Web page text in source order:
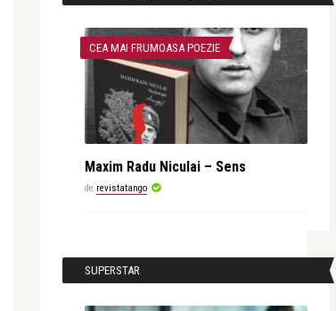
CEA MAI FRUMOASA POEZIE
Maxim Radu Niculai – Sens
de revistatango
SUPERSTAR